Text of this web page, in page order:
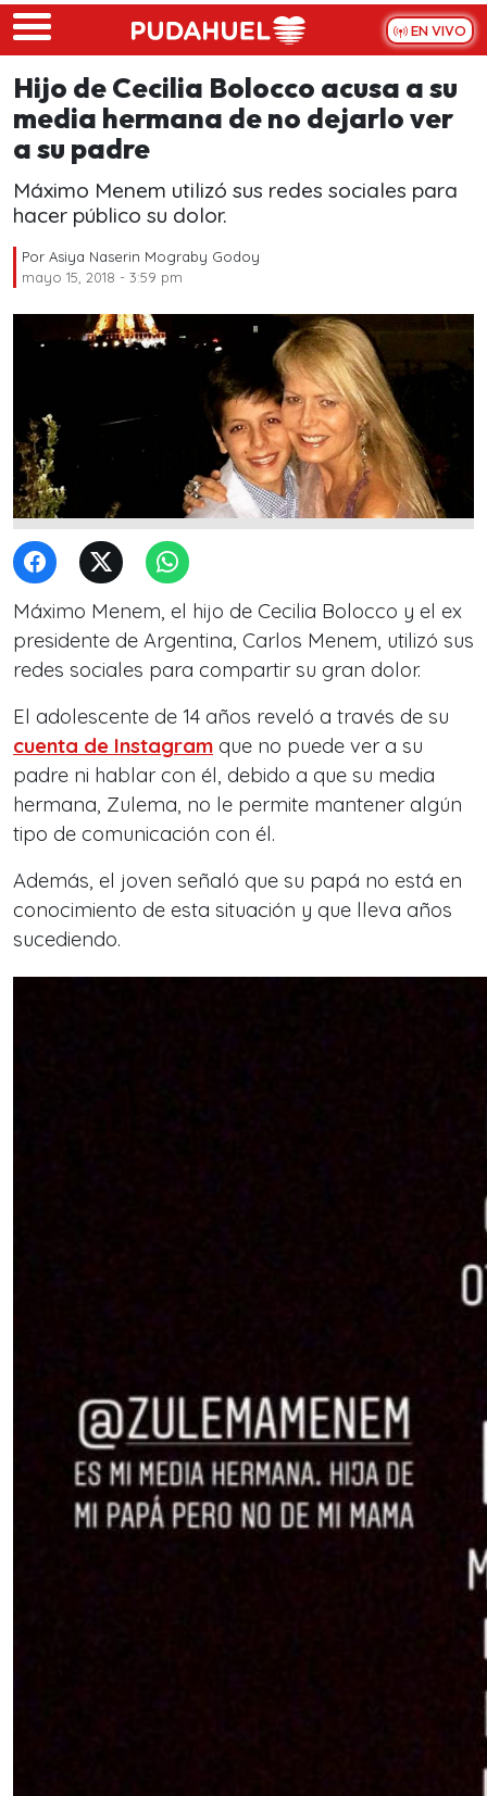
Skip to main content
EN VIVO
Hijo de Cecilia Bolocco acusa a su
media hermana de no dejarlo ver
a su padre
Máximo Menem utilizó sus redes sociales para
hacer público su dolor.
Por Asiya Naserin Mograby Godoy
mayo 15, 2018 - 3:59 pm
Máximo Menem, el hijo de Cecilia Bolocco y el ex
presidente de Argentina, Carlos Menem, utilizó sus
redes sociales para compartir su gran dolor.
El adolescente de 14 años reveló a través de su
cuenta de Instagram que no puede ver a su
padre ni hablar con él, debido a que su media
hermana, Zulema, no le permite mantener algún
tipo de comunicación con él.
Además, el joven señaló que su papá no está en
conocimiento de esta situación y que lleva años
sucediendo.